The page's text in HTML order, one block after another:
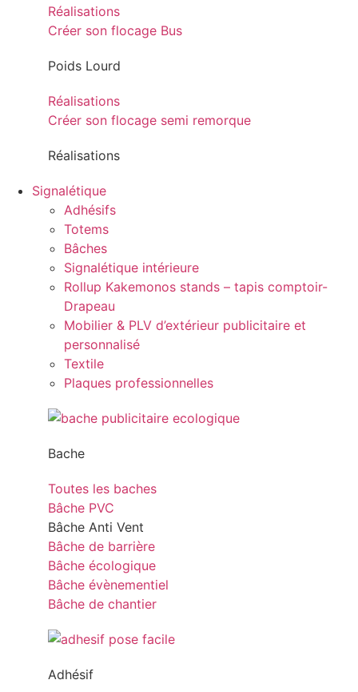
Réalisations
Créer son flocage Bus
Poids Lourd
Réalisations
Créer son flocage semi remorque
Réalisations
Signalétique
Adhésifs
Totems
Bâches
Signalétique intérieure
Rollup Kakemonos stands – tapis comptoir-
Drapeau
Mobilier & PLV d’extérieur publicitaire et
personnalisé
Textile
Plaques professionnelles
Bache
Toutes les baches
Bâche PVC
Bâche Anti Vent
Bâche de barrière
Bâche écologique
Bâche évènementiel
Bâche de chantier
Adhésif